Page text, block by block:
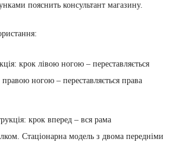
пояснить консультант магазину.
крок лівою ногою – переставляється
правою ногою – переставляється права
крок вперед – вся рама
Стаціонарна модель з двома передніми